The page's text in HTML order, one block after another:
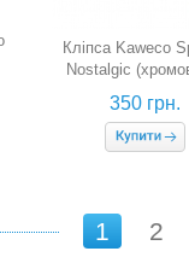
Кліпса Kaweco
Nostalgic
350 грн.
1 2